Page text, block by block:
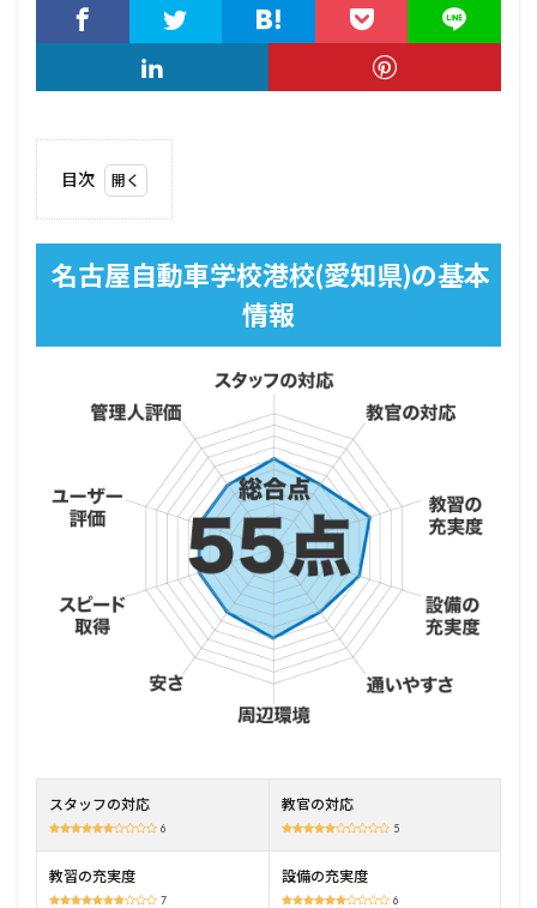
目次
自動
2
名古
学校
港校
教習
料な
し
2.2
名古屋自動車学校港校(愛知県)の基本
情報
スタッフの対応
6
教官の対応
5
教習の充実度
7
設備の充実度
6